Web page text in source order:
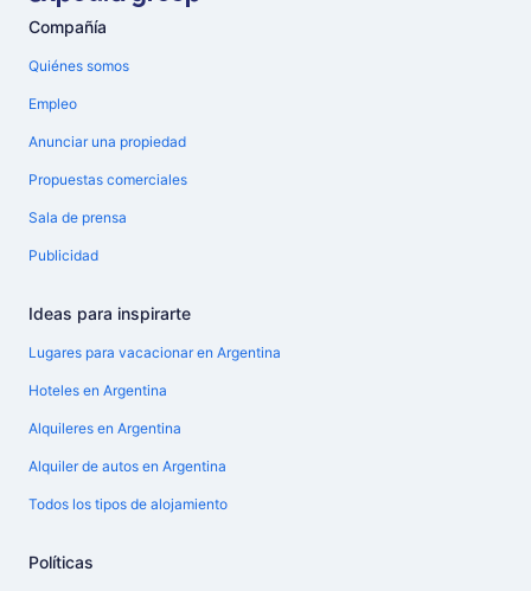
Compañía
Quiénes somos
Empleo
Anunciar una propiedad
Propuestas comerciales
Sala de prensa
Publicidad
Ideas para inspirarte
Lugares para vacacionar en Argentina
Hoteles en Argentina
Alquileres en Argentina
Alquiler de autos en Argentina
Todos los tipos de alojamiento
Políticas